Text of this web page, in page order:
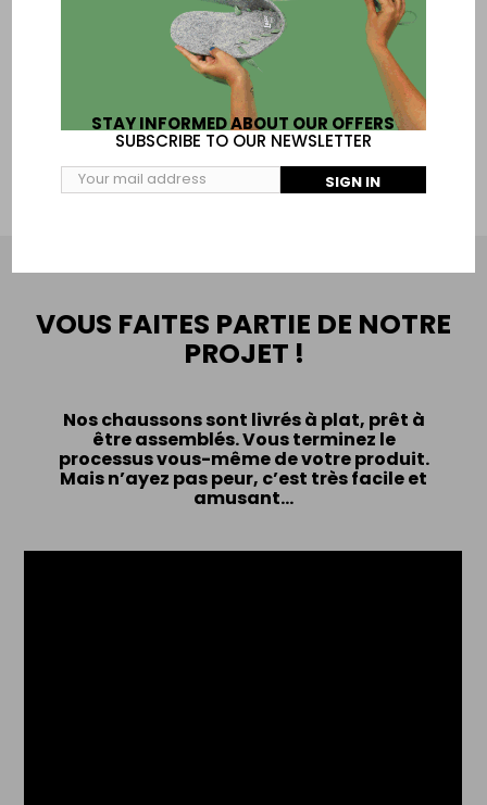
Add an other paire of laces
To be sure of your size print this page: size chart
VOUS FAITES PARTIE DE NOTRE
PROJET !
Nos chaussons sont livrés à plat, prêt à
être assemblés. Vous terminez le
processus vous-même de votre produit.
Mais n’ayez pas peur, c’est très facile et
amusant...
STAY INFORMED ABOUT OUR OFFERS
SUBSCRIBE TO OUR NEWSLETTER
SIGN IN